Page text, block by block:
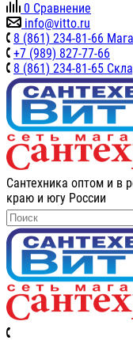
0 Сравнение
info@vitto.ru
8 (861) 234-81-66
+7 (989) 827-77-66
8 (861) 234-81-65
Сантехника оптом и в
краю и югу России